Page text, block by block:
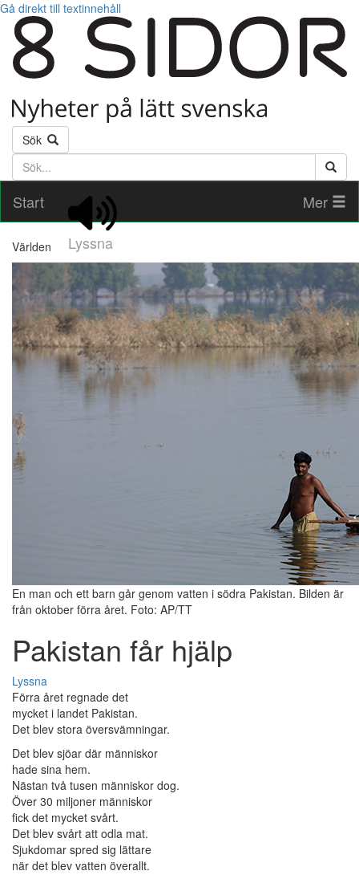
Gå direkt till textinnehåll
Sök
Söktext
Start
Lyssna
Mer
Världen
En man och ett barn går genom vatten i södra Pakistan. Bilden är
från oktober förra året. Foto: AP/TT
Pakistan får hjälp
Lyssna
Förra året regnade det
mycket i landet Pakistan.
Det blev stora översvämningar.
Det blev sjöar där människor
hade sina hem.
Nästan två tusen människor dog.
Över 30 miljoner människor
fick det mycket svårt.
Det blev svårt att odla mat.
Sjukdomar spred sig lättare
när det blev vatten överallt.